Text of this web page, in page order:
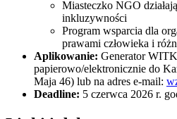
Miasteczko NGO
inkluzywności
Program wsparcia dla
prawami człowieka i
Aplikowanie: Generator
papierowo/elektronicznie do
Maja 46) lub na adres e-mail:
Deadline: 5 czerwca 2026 r.